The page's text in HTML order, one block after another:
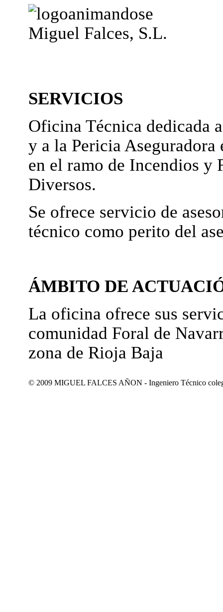
Miguel Falces, S.L.
SERVICIOS
Oficina Técnica dedicada
y a la Pericia Aseguradora
en el ramo de Incendios y
Diversos.
Se ofrece servicio de
técnico como perito del
ÁMBITO DE
La oficina ofrece sus
comunidad Foral de
zona de Rioja Baja
© 2009 MIGUEL FALCES AÑON - Ingeniero Técnico